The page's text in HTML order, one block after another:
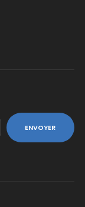
ENVOYER